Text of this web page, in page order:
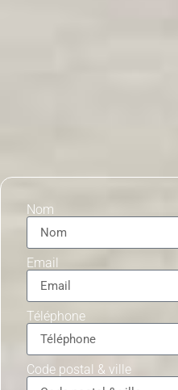
Nom
Email
Téléphone
Code postal & ville